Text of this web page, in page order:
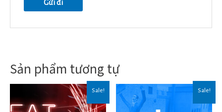
Sản phẩm tương tự
Sale! Sale!